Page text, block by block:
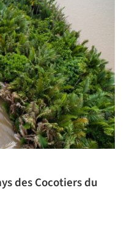
des Cocotiers du